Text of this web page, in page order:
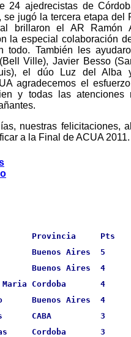
24 ajedrecistas de
se jugó la tercera etapa del
brillaron el AR Ramón
la especial colaboración
todo. También les
Ville), Javier Besso
el dúo Luz del Alba
agradecemos el
y todas las atenciones
nuestras felicitaciones,
a la Final de ACUA 2011.
Provincia     Pts
Buenos Aires  5
Buenos Aires  4
Cordoba       4
Buenos Aires  4
CABA          3
Cordoba       3